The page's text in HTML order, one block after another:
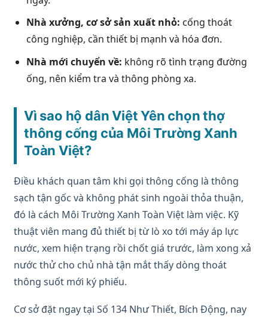
Nhà xưởng, cơ sở sản xuất nhỏ: cống thoát
công nghiệp, cần thiết bị mạnh và hóa đơn.
Nhà mới chuyển về: không rõ tình trạng đường
ống, nên kiểm tra và thông phòng xa.
Vì sao hộ dân Việt Yên chọn thợ
thông cống của Môi Trường Xanh
Toàn Việt?
Điều khách quan tâm khi gọi thông cống là thông
sạch tận gốc và không phát sinh ngoài thỏa thuận,
đó là cách Môi Trường Xanh Toàn Việt làm việc. Kỹ
thuật viên mang đủ thiết bị từ lò xo tới máy áp lực
nước, xem hiện trạng rồi chốt giá trước, làm xong xả
nước thử cho chủ nhà tận mắt thấy dòng thoát
thông suốt mới ký phiếu.
Cơ sở đặt ngay tại Số 134 Như Thiết, Bích Động, nay